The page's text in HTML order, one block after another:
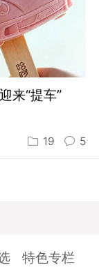
来“提车”
19 5
特色专栏